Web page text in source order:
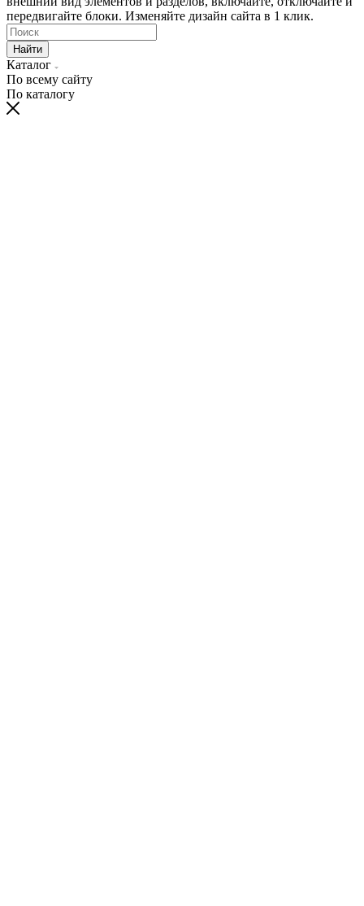
передвигайте блоки. Изменяйте дизайн сайта в 1 клик.
Найти
Каталог
По всему сайту
По каталогу